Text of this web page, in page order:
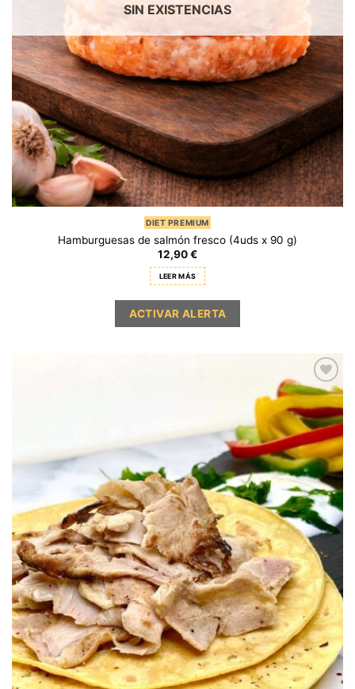
SIN EXISTENCIAS
DIET PREMIUM
Hamburguesas de salmón fresco (4uds x 90 g)
12,90€
LEER MÁS